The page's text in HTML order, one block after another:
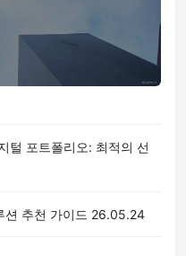
털 포트폴리오: 최적의 선
션 추천 가이드 26.05.24